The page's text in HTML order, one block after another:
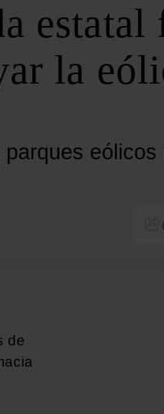
SERVICIOS
MEDIA KIT
estatal
la
eólicos
de